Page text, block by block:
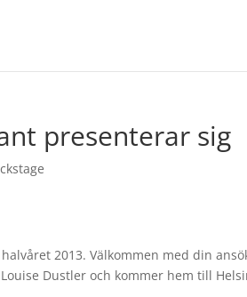
presenterar sig
2013. Välkommen med din
Dustler och kommer hem till